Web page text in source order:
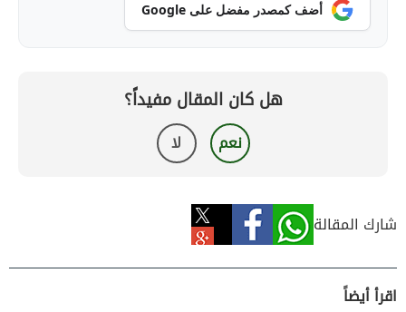
أضف كمصدر مفضل على Google
هل كان المقال مفيداً؟
نعم لا
شارك المقالة
اقرأ أيضاً